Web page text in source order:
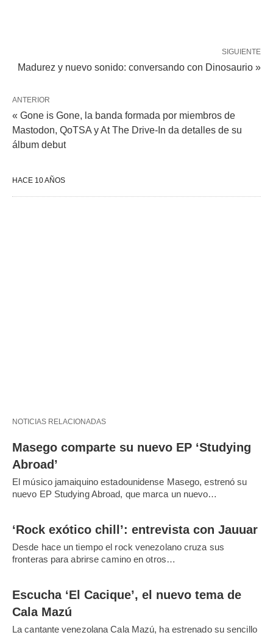
SIGUIENTE
Madurez y nuevo sonido: conversando con Dinosaurio »
ANTERIOR
« Gone is Gone, la banda formada por miembros de
Mastodon, QoTSA y At The Drive-In da detalles de su
álbum debut
HACE 10 AÑOS
NOTICIAS RELACIONADAS
Masego comparte su nuevo EP ‘Studying
Abroad’
El músico jamaiquino estadounidense Masego, estrenó su
nuevo EP Studying Abroad, que marca un nuevo…
‘Rock exótico chill’: entrevista con Jauuar
Desde hace un tiempo el rock venezolano cruza sus
fronteras para abrirse camino en otros…
Escucha ‘El Cacique’, el nuevo tema de
Cala Mazú
La cantante venezolana Cala Mazú, ha estrenado su sencillo